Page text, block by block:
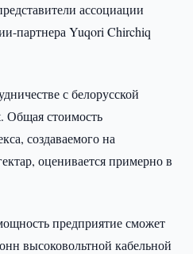
ассоциации
партнера Yuqori Chirchiq
с белорусской
Общая стоимость
создаваемого на
оценивается примерно в
предприятие сможет
высоковольтной кабельной